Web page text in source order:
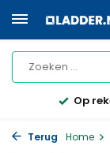
Op
Terug Home